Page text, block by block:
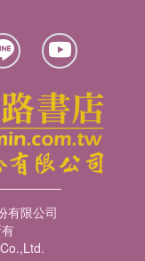
有限公司